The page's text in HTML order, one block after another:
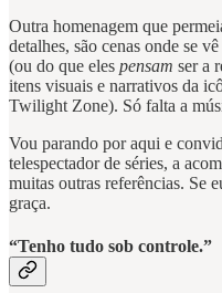
Outra homenagem que
detalhes, são cenas onde se
(ou do que eles pensam ser a
itens visuais e narrativos da
Twilight Zone). Só falta a
Vou parando por aqui e
telespectador de séries, a
muitas outras referências. Se
graça.
“Tenho tudo sob controle.”